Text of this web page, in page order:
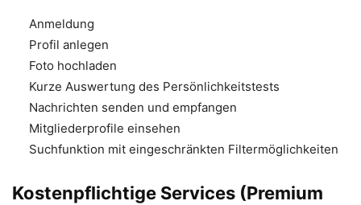
Anmeldung
Profil anlegen
Foto hochladen
Kurze Auswertung des Persönlichkeitstests
Nachrichten senden und empfangen
Mitgliederprofile einsehen
Suchfunktion mit eingeschränkten Filtermöglichkeiten
Kostenpflichtige Services (Premium